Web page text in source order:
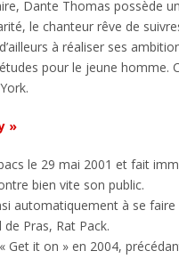
Dante Thomas possède
le chanteur rêve de
à réaliser ses
pour le jeune homme.
»
le 29 mai 2001 et fait
bien vite son public.
automatiquement à se
Pras, Rat Pack.
Get it on » en 2004,